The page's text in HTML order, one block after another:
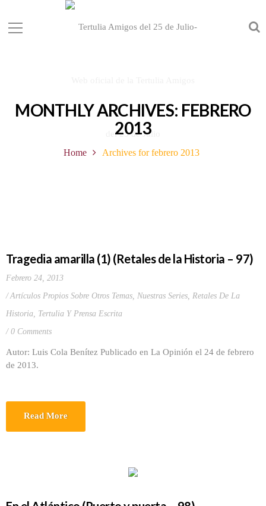
MONTHLY ARCHIVES: FEBRERO
2013
Home Archives for febrero 2013
Tragedia amarilla (1) (Retales de la Historia – 97)
Febrero 24, 2013
Artículos Propios Sobre Otros Temas, Nuestras Series, Retales De La
Historia, Tertulia Y Prensa Escrita
0 Comments
Autor: Luis Cola Benítez Publicado en La Opinión el 24 de febrero
de 2013.
Read More